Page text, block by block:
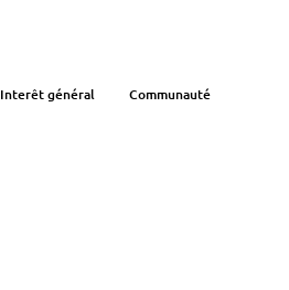
Interêt général Communauté